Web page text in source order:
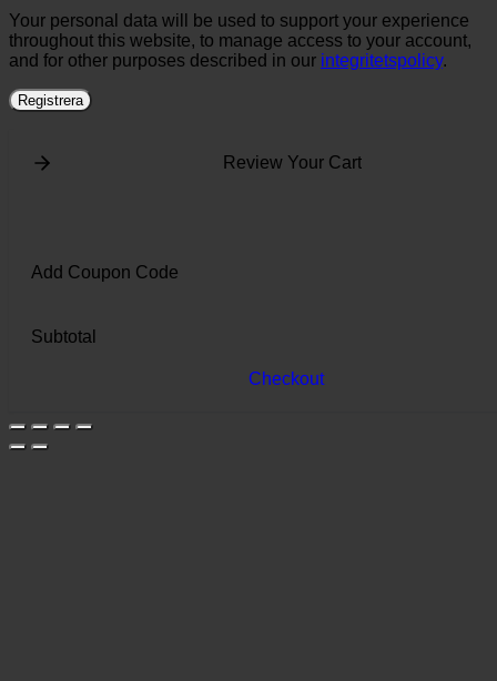
Your personal data will be used to support your experience
throughout this website, to manage access to your account,
and for other purposes described in our integritetspolicy.
Registrera
Review Your Cart
Add Coupon Code
Subtotal
Checkout